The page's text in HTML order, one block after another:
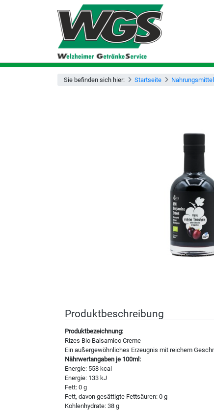
Sie befinden sich hier: Startseite Nahrungsmittel
Produktbeschreibung
Produktbezeichnung:
Rizes Bio Balsamico Creme
Ein außergewöhnliches Erzeugnis mit reichem
Nährwertangaben je 100ml:
Energie: 558 kcal
Energie: 133 kJ
Fett: 0 g
Fett, davon gesättigte Fettsäuren: 0 g
Kohlenhydrate: 38 g